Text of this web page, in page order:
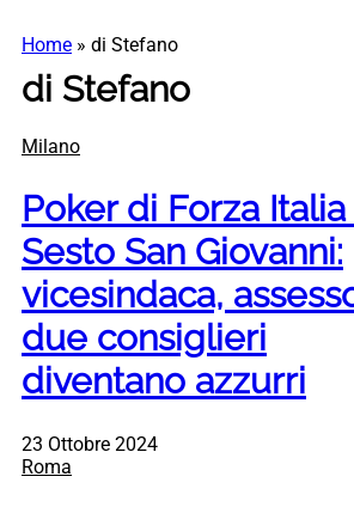
Home » di Stefano
di Stefano
Milano
Poker di Forza Italia
Sesto San Giovanni:
vicesindaca,
due consiglieri
diventano azzurri
23 Ottobre 2024
Roma